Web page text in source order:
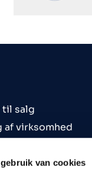
van cookies
til salg
af virksomhed
til salg